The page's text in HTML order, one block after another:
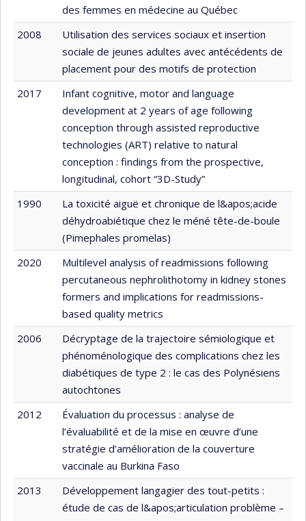
des femmes en médecine au Québec
2008
Utilisation des services sociaux et insertion
sociale de jeunes adultes avec antécédents de
placement pour des motifs de protection
2017
Infant cognitive, motor and language
development at 2 years of age following
conception through assisted reproductive
technologies (ART) relative to natural
conception : findings from the prospective,
longitudinal, cohort “3D-Study”
1990
La toxicité aiguë et chronique de l&apos;acide
déhydroabiétique chez le méné tête-de-boule
(Pimephales promelas)
2020
Multilevel analysis of readmissions following
percutaneous nephrolithotomy in kidney stones
formers and implications for readmissions-
based quality metrics
2006
Décryptage de la trajectoire sémiologique et
phénoménologique des complications chez les
diabétiques de type 2 : le cas des Polynésiens
autochtones
2012
Évaluation du processus : analyse de
l’évaluabilité et de la mise en œuvre d’une
stratégie d’amélioration de la couverture
vaccinale au Burkina Faso
2013
Développement langagier des tout-petits :
étude de cas de l&apos;articulation problème –